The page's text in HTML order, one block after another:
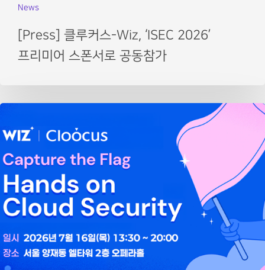
News
[Press] 클루커스-Wiz, ‘ISEC 2026’
프리미어 스폰서로 공동참가